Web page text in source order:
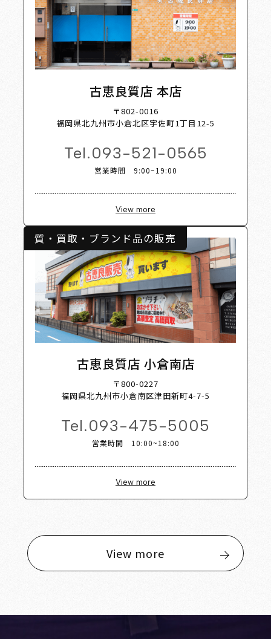
古恵良質店 本店
〒802-0016
福岡県北九州市小倉北区宇佐町1丁目12-5
Tel.093-521-0565
営業時間 9:00~19:00
View more
質・買取・ブランド品の販売
古恵良質店 小倉南店
〒800-0227
福岡県北九州市小倉南区津田新町4-7-5
Tel.093-475-5005
営業時間 10:00~18:00
View more
View more